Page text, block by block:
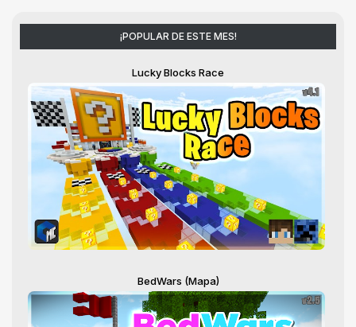
¡POPULAR DE ESTE MES!
Lucky Blocks Race
BedWars (Mapa)